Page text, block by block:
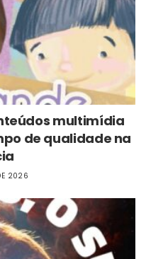
multimídia
de qualidade na
2026